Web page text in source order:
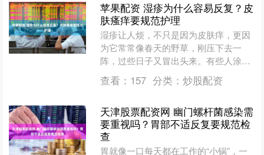
苹果配资 湿疹为什么容易反复？皮
肤瘙痒要规范护理
湿疹让人烦，不只是因为皮肤痒，更因
为它常常像春天的野草，刚压下去一
阵，过些日子又冒出头来。有些人涂了
几天药，红痒减轻了，就以为事情过去
了；可天气一变、洗澡一勤、....
查看： 157 分类： 炒股配资
天津股票配资网 幽门螺杆菌感染需
要重视吗？胃部不适反复要规范检
查
胃就像一口每天都在工作的“小锅”，一